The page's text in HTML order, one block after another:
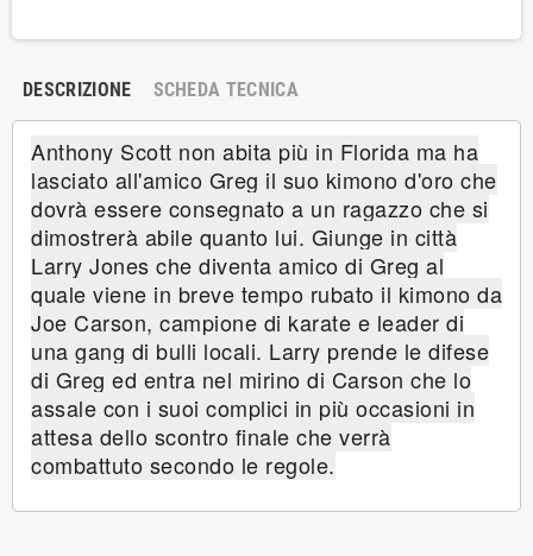
DESCRIZIONE SCHEDA TECNICA
Anthony Scott non abita più in Florida ma ha
lasciato all'amico Greg il suo kimono d'oro che
dovrà essere consegnato a un ragazzo che si
dimostrerà abile quanto lui. Giunge in città
Larry Jones che diventa amico di Greg al
quale viene in breve tempo rubato il kimono da
Joe Carson, campione di karate e leader di
una gang di bulli locali. Larry prende le difese
di Greg ed entra nel mirino di Carson che lo
assale con i suoi complici in più occasioni in
attesa dello scontro finale che verrà
combattuto secondo le regole.